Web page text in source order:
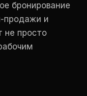
бронирование
продажи и
не просто